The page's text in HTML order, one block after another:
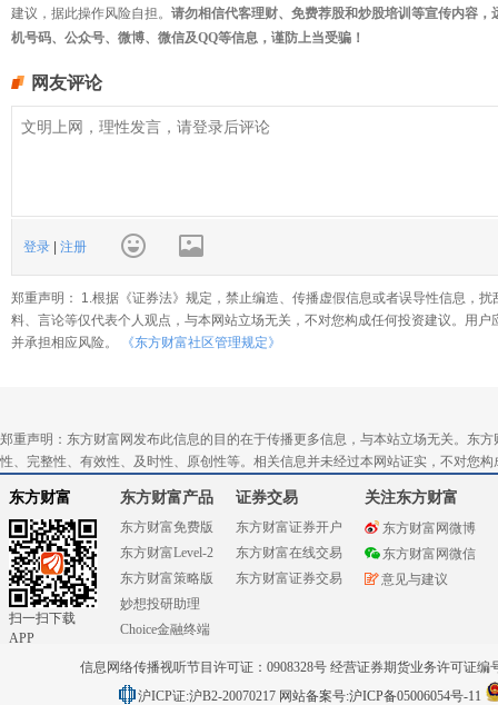
建议，据此操作风险自担。 请勿相信代客理财、免费荐股和炒股培训等宣传内容
机号码、公众号、微博、微信及QQ等信息，谨防上当受骗！
网友评论
登录 注册
郑重声明： 1.根据《证券法》规定，禁止编造、传播虚假信息或者误导性信息，
料、言论等仅代表个人观点，与本网站立场无关，不对您构成任何投资建议。用
并承担相应风险。
《东方财富社区管理规定》
郑重声明：东方财富网发布此信息的目的在于传播更多信息，与本站立场无关。东
性、完整性、有效性、及时性、原创性等。相关信息并未经过本网站证实，不对您
东方财富
扫一扫下载
APP
东方财富产品
东方财富免费版
东方财富Level-2
东方财富策略版
妙想投研助理
Choice金融终端
证券交易
东方财富证券开户
东方财富在线交易
东方财富证券交易
关注东方财富
东方财富网微博
东方财富网微信
意见与建议
信息网络传播视听节目许可证：0908328号 经营证券期货业务许可证编
沪ICP证:沪B2-20070217 网站备案号:沪ICP备05006054号-11